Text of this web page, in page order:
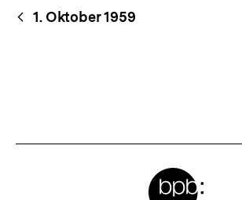
Begriffsnavigation
Content-
Navigation
1. Oktober 1959